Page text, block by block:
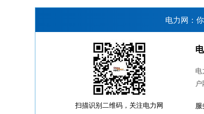
电力网：
扫描识别二维码，关注电力网
电
户